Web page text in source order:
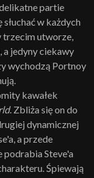
partie
w każdych
trzecim utworze,
jedyny ciekawy
wychodzą Portnoy
kawałek
. Zbliża się on do
dynamicznej
a przede
Steve'a
Śpiewają